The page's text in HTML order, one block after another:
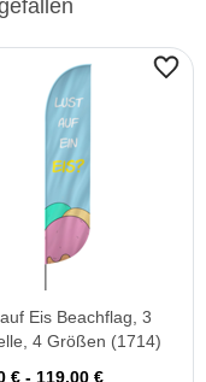
Eis Beachflag, 3
4 Größen (1714)
€ - 119,00 €